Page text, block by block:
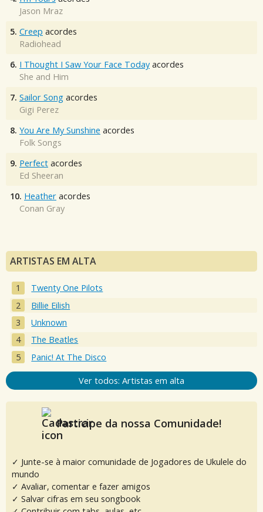
Jason Mraz
5. Creep acordes
Radiohead
6. I Thought I Saw Your Face Today acordes
She and Him
7. Sailor Song acordes
Gigi Perez
8. You Are My Sunshine acordes
Folk Songs
9. Perfect acordes
Ed Sheeran
10. Heather acordes
Conan Gray
ARTISTAS EM ALTA
Twenty One Pilots
Billie Eilish
Unknown
The Beatles
Panic! At The Disco
Ver todos: Artistas em alta
Participe da nossa Comunidade!
✓ Junte-se à maior comunidade de Jogadores de Ukulele do
mundo
✓ Avaliar, comentar e fazer amigos
✓ Salvar cifras em seu songbook